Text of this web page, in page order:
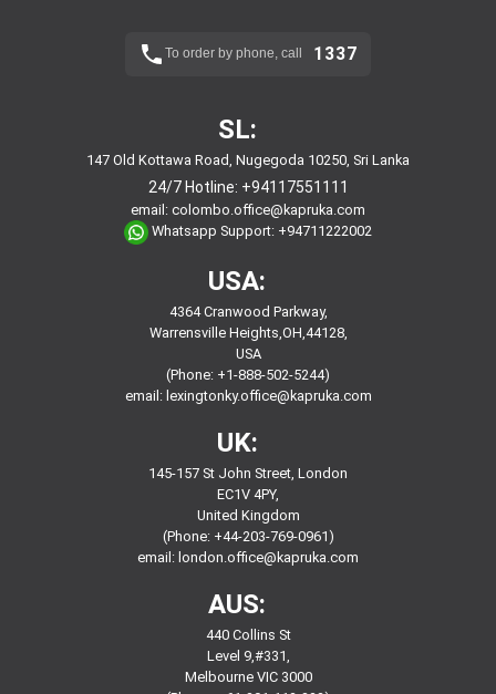
To order by phone, call 1337
SL:
147 Old Kottawa Road, Nugegoda 10250, Sri Lanka
24/7 Hotline: +94117551111
email: colombo.office@kapruka.com
Whatsapp Support: +94711222002
USA:
4364 Cranwood Parkway,
Warrensville Heights,OH,44128,
USA
(Phone: +1-888-502-5244)
email: lexingtonky.office@kapruka.com
UK:
145-157 St John Street, London
EC1V 4PY,
United Kingdom
(Phone: +44-203-769-0961)
email: london.office@kapruka.com
AUS:
440 Collins St
Level 9,#331,
Melbourne VIC 3000